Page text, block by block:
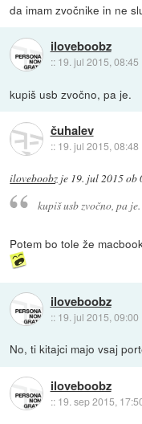
da imam zvočnike in ne
iloveboobz
:: 19. jul 2015, 08:45
kupiš usb zvočno, pa je.
čuhalev
:: 19. jul 2015, 08:48
iloveboobz je 19. jul 2015 ob
kupiš usb zvočno, pa je.
Potem bo tole že
iloveboobz
:: 19. jul 2015, 09:00
No, ti kitajci majo vsaj
iloveboobz
:: 19. sep 2015,